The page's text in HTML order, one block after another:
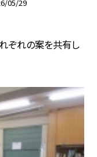
05/29
ぞれの案を共有し